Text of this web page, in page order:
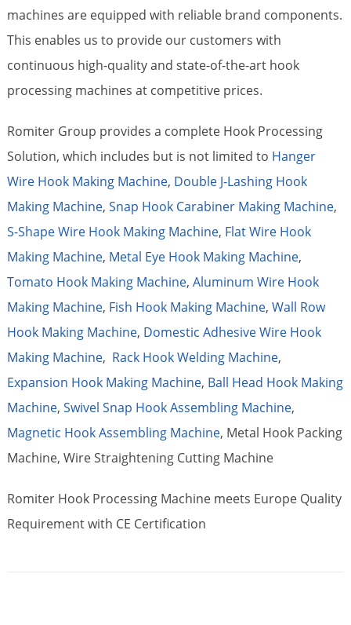
machines are equipped with reliable brand components.
This enables us to provide our customers with
continuous high-quality and state-of-the-art hook
processing machines at competitive prices.
Romiter Group provides a complete Hook Processing
Solution, which includes but is not limited to Hanger
Wire Hook Making Machine, Double J-Lashing Hook
Making Machine, Snap Hook Carabiner Making Machine,
S-Shape Wire Hook Making Machine, Flat Wire Hook
Making Machine, Metal Eye Hook Making Machine,
Tomato Hook Making Machine, Aluminum Wire Hook
Making Machine, Fish Hook Making Machine, Wall Row
Hook Making Machine, Domestic Adhesive Wire Hook
Making Machine, Rack Hook Welding Machine,
Expansion Hook Making Machine, Ball Head Hook Making
Machine, Swivel Snap Hook Assembling Machine,
Magnetic Hook Assembling Machine, Metal Hook Packing
Machine, Wire Straightening Cutting Machine
Romiter Hook Processing Machine meets Europe Quality
Requirement with CE Certification